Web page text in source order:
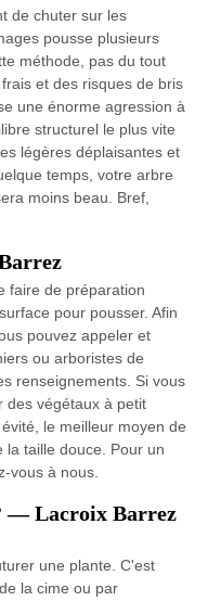
de chuter sur les
pousse plusieurs
méthode, pas du tout
et des risques de bris
une énorme agression à
structurel le plus vite
légères déplaisantes et
temps, votre arbre
moins beau. Bref,
faire de préparation
pour pousser. Afin
pouvez appeler et
ou arboristes de
renseignements. Si vous
des végétaux à petit
le meilleur moyen de
taille douce. Pour un
vous à nous.
— Lacroix Barrez
une plante. C'est
la cime ou par